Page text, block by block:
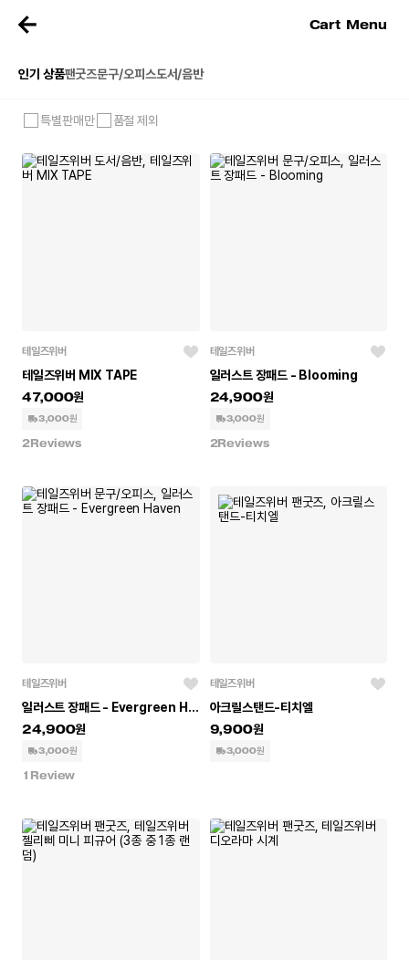
특별판매만 품절 제외
테일즈위버
테일즈위버 MIX TAPE
47,000
3,000원
Reviews
2
테일즈위버
일러스트 장패드 - Blooming
24,900
3,000원
Reviews
2
테일즈위버
일러스트 장패드 - Evergreen Haven
24,900
3,000원
Review
1
테일즈위버
아크릴스탠드-티치엘
9,900
3,000원
Cart Menu
인기 상품팬굿즈문구/오피스도서/음반